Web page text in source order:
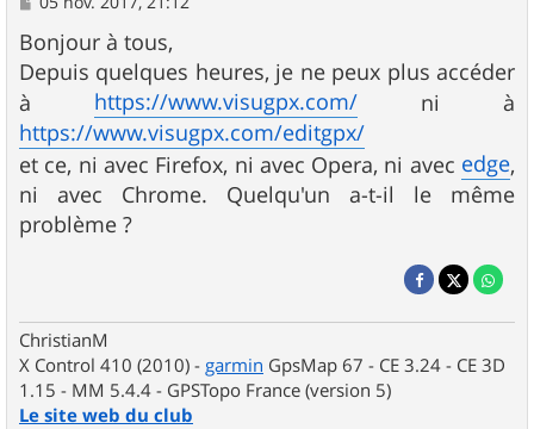
s
s
a
Bonjour à tous,
Depuis quelques heures, je ne peux plus accéder
à https://www.visugpx.com/ ni à
https://www.visugpx.com/editgpx/
et ce, ni avec Firefox, ni avec Opera, ni avec edge,
ni avec Chrome. Quelqu'un a-t-il le même
problème ?
ChristianM
X Control 410 (2010) - garmin GpsMap 67 - CE 3.24 - CE 3D
1.15 - MM 5.4.4 - GPSTopo France (version 5)
Le site web du club